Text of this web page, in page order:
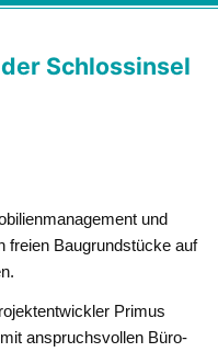
Holzbau-
Nord
e.V.
"Holz als klimafreundlicher
Schlossinsel
und
freien Baugrundstücke auf
Primus
anspruchsvollen Büro-